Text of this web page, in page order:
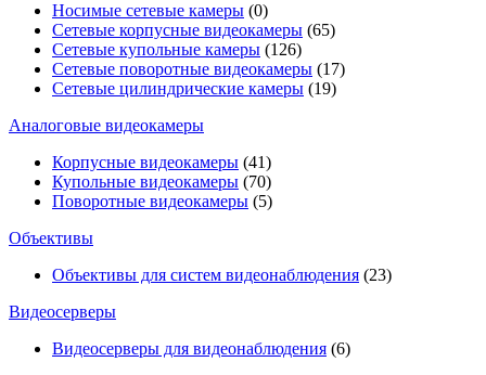
Носимые сетевые камеры (0)
Сетевые корпусные видеокамеры (65)
Сетевые купольные камеры (126)
Сетевые поворотные видеокамеры (17)
Сетевые цилиндрические камеры (19)
Аналоговые видеокамеры
Корпусные видеокамеры (41)
Купольные видеокамеры (70)
Поворотные видеокамеры (5)
Объективы
Объективы для систем видеонаблюдения (23)
Видеосерверы
Видеосерверы для видеонаблюдения (6)